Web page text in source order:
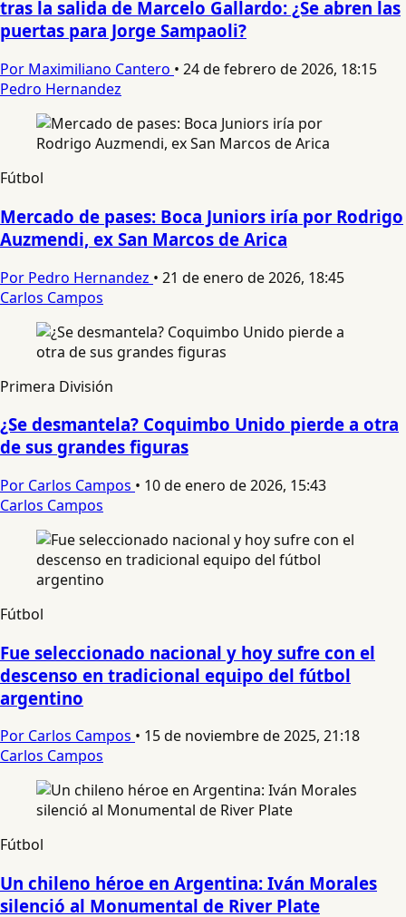
tras la salida de Marcelo Gallardo: ¿Se abren las
puertas para Jorge Sampaoli?
Por Maximiliano Cantero • 24 de febrero de 2026, 18:15
Pedro Hernandez
Fútbol
Mercado de pases: Boca Juniors iría por Rodrigo
Auzmendi, ex San Marcos de Arica
Por Pedro Hernandez • 21 de enero de 2026, 18:45
Carlos Campos
Primera División
¿Se desmantela? Coquimbo Unido pierde a otra
de sus grandes figuras
Por Carlos Campos • 10 de enero de 2026, 15:43
Carlos Campos
Fútbol
Fue seleccionado nacional y hoy sufre con el
descenso en tradicional equipo del fútbol
argentino
Por Carlos Campos • 15 de noviembre de 2025, 21:18
Carlos Campos
Fútbol
Un chileno héroe en Argentina: Iván Morales
silenció al Monumental de River Plate